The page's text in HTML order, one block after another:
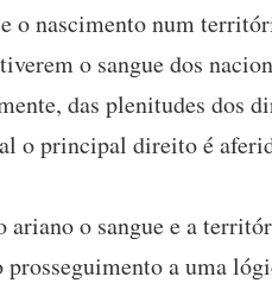
o nascimento num
o sangue dos
das plenitudes dos
o principal direito é
o sangue e a
prosseguimento a uma